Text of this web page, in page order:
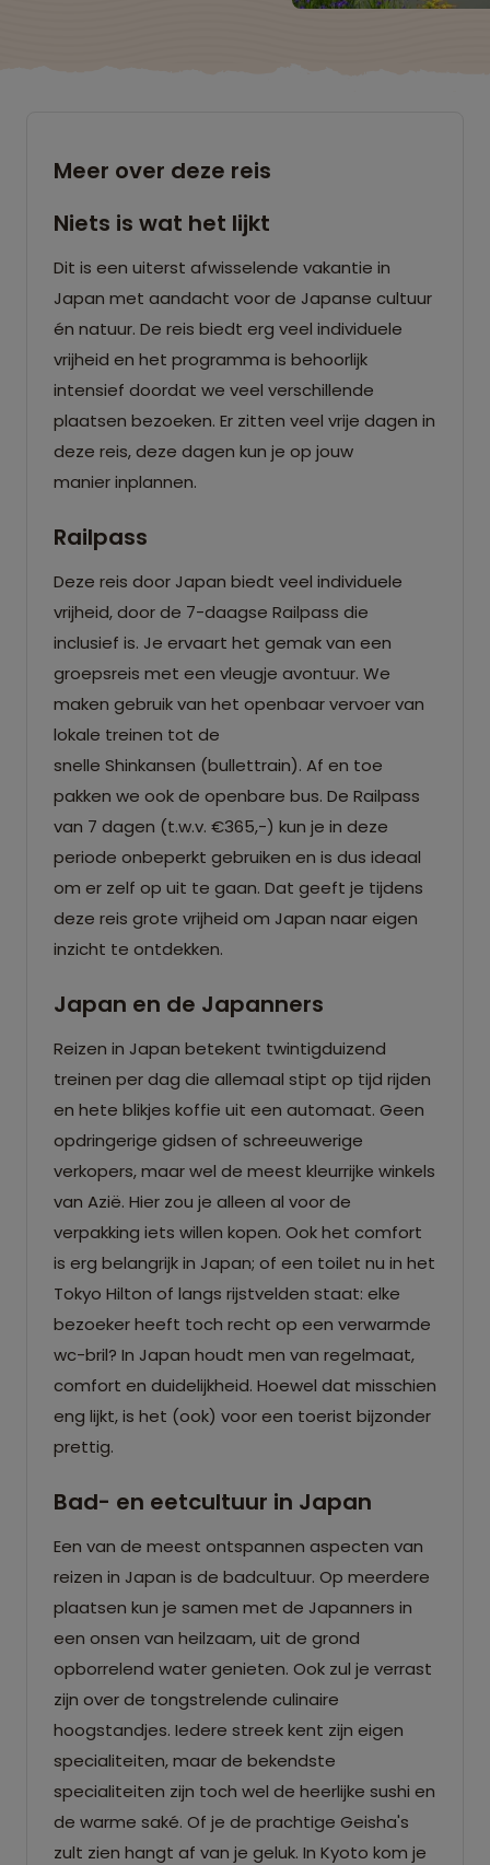
Meer over deze reis
Niets is wat het lijkt
Dit is een uiterst afwisselende vakantie in
Japan met aandacht voor de Japanse cultuur
én natuur. De reis biedt erg veel individuele
vrijheid en het programma is behoorlijk
intensief doordat we veel verschillende
plaatsen bezoeken. Er zitten veel vrije dagen in
deze reis, deze dagen kun je op jouw
manier inplannen.
Railpass
Deze reis door Japan biedt veel individuele
vrijheid, door de 7-daagse Railpass die
inclusief is. Je ervaart het gemak van een
groepsreis met een vleugje avontuur. We
maken gebruik van het openbaar vervoer van
lokale treinen tot de
snelle Shinkansen (bullettrain). Af en toe
pakken we ook de openbare bus. De Railpass
van 7 dagen (t.w.v. €365,-) kun je in deze
periode onbeperkt gebruiken en is dus ideaal
om er zelf op uit te gaan. Dat geeft je tijdens
deze reis grote vrijheid om Japan naar eigen
inzicht te ontdekken.
Japan en de Japanners
Reizen in Japan betekent twintigduizend
treinen per dag die allemaal stipt op tijd rijden
en hete blikjes koffie uit een automaat. Geen
opdringerige gidsen of schreeuwerige
verkopers, maar wel de meest kleurrijke winkels
van Azië. Hier zou je alleen al voor de
verpakking iets willen kopen. Ook het comfort
is erg belangrijk in Japan; of een toilet nu in het
Tokyo Hilton of langs rijstvelden staat: elke
bezoeker heeft toch recht op een verwarmde
wc-bril? In Japan houdt men van regelmaat,
comfort en duidelijkheid. Hoewel dat misschien
eng lijkt, is het (ook) voor een toerist bijzonder
prettig.
Bad- en eetcultuur in Japan
Een van de meest ontspannen aspecten van
reizen in Japan is de badcultuur. Op meerdere
plaatsen kun je samen met de Japanners in
een onsen van heilzaam, uit de grond
opborrelend water genieten. Ook zul je verrast
zijn over de tongstrelende culinaire
hoogstandjes. Iedere streek kent zijn eigen
specialiteiten, maar de bekendste
specialiteiten zijn toch wel de heerlijke sushi en
de warme saké. Of je de prachtige Geisha's
zult zien hangt af van je geluk. In Kyoto kom je